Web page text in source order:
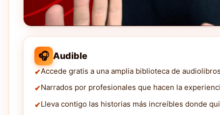
🎧 Audible
Accede gratis a una amplia biblioteca de
Narrados por profesionales que hacen la
Lleva contigo las historias más increíbles donde